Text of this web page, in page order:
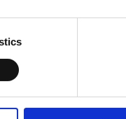
liikevaihto
milj. euroa.
Lue lisää: